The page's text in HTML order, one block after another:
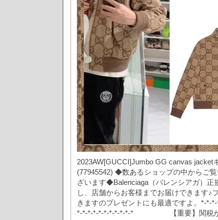
2023AW[GUCCI]Jumbo GG canvas jacket
(77945542) ◆数あるショップの中からご
ざいます◆Balenciaga（バレンシアガ）正
し、店舗からお客様までお届けできます♪
きますのプレゼントにも最適ですよ。*-*-
*-*-*-*-*-*-*-*-*-*-* 【重要】関税が